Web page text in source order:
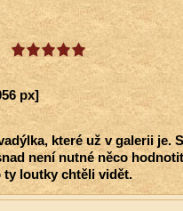
px]
které už v galerii je.
není nutné něco
ty loutky chtěli vidět.